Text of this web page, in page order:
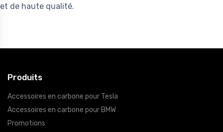
et de haute qualité.
Produits
Accessoires en carbone pour Tesla
Accessoires en carbone pour BMW
Promotions